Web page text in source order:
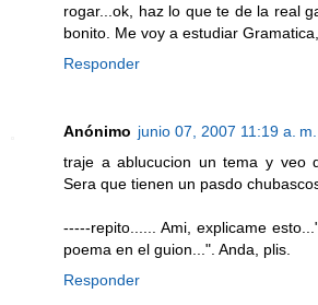
rogar...ok, haz lo que te de la real
bonito. Me voy a estudiar
Responder
Anónimo junio 07, 2007 11:19 a. m.
traje a ablucucion un tema y veo
Sera que tienen un pasdo
-----repito...... Ami, explicame
poema en el guion...". Anda, plis.
Responder